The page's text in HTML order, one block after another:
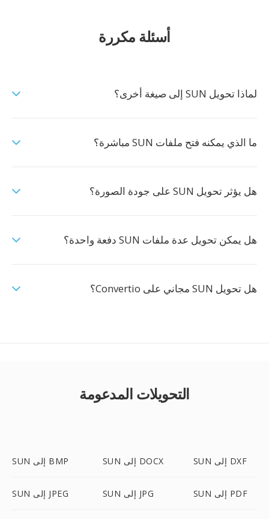
أسئلة مكررة
لماذا تحويل SUN إلى صيغة أخرى؟
ما الذي يمكنه فتح ملفات SUN مباشرة؟
هل يؤثر تحويل SUN على جودة الصورة؟
هل يمكن تحويل عدة ملفات SUN دفعة واحدة؟
هل تحويل SUN مجاني على Convertio؟
التحويلات المدعومة
SUN إلى BMP SUN إلى DOCX SUN إلى DXF
SUN إلى JPEG SUN إلى JPG SUN إلى PDF